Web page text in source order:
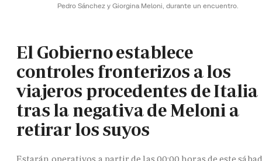
Pedro Sánchez y Giorgina Meloni, durante un encuentro.
El Gobierno establece
controles fronterizos a los
viajeros procedentes de Italia
tras la negativa de Meloni a
retirar los suyos
Estarán operativos a partir de las 00:00 horas de este